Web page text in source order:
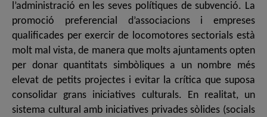
l’administració en les seves polítiques de subvenció. La
promoció preferencial d’associacions i empreses
qualificades per exercir de locomotores sectorials està
molt mal vista, de manera que molts ajuntaments opten
per donar quantitats simbòliques a un nombre més
elevat de petits projectes i evitar la crítica que suposa
consolidar grans iniciatives culturals. En realitat, un
sistema cultural amb iniciatives privades sòlides (socials